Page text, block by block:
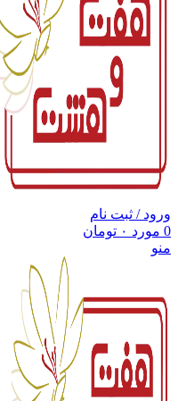
ورود / ثبت نام
0 مورد ۰ تومان
منو